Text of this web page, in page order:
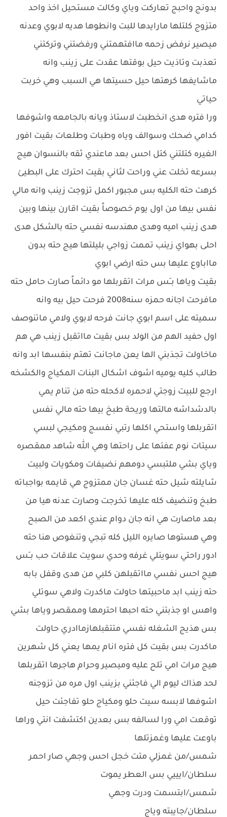
بدونج واحبج تعاركت وياي وكالت مستحيل اخذ واحد
متزوج كلتلها مارايدها للبت وانطوها هديه لابوي وعدنه
ميصير نرفض زحمه ماافتهمتني ورفضتني وتركتني
تعذبت وتاذيت حيل بوقتها عقدت على زينب وانه
ماشايفها كرهتها حيل حسيتها هي السبب وهي خربت
حياتي
ورا فتره هدى انخطبت لاستاذ ويانه بالجامعه واشوفها
كدامي ضحك وسوالف وياه وطبات وطلعات بقيت افور
الغيره كتلتني كتل احس بعد ماعندي ثقه بالنسوان هيج
بسرعه تخلت عني وراحت لثاني بقيت احترك على البطيئ
كرهت حته الكليه بس مجبور اكمل تزوجت زينب وانه مالي
نفس بيها من اول يوم خصوصاً بقيت اقارن بينها وبين
هدى زينب اميه وهدى مهندسه نفسي حته بالشكل هدى
احلى بهواي زينب تممت زواجي بليلتها هيج حته بدون
مااباوع عليها بس حته ارضي ابوي
بقيت وياها بــَس مرات اتقربلها مو دائماً صارت حامل حته
مافرحت اجانه حمزه سنه2008 فرحت حيل بيه وانه
سميته على اسم ابوي جانت فرحه لابوي ولامي ماتنوصف
اول حفيد الهم من الولد بس بقيت مااتقبل زينب هي هم
ماخاولت تجذبني الها يعن ماجانت تهتم بنفسها ابد وانه
طالب كليه يوميه اشوف اشكال البنات المكياج والكشخه
ارجع للبيت زوجتي لاحمره لاكحله حته من تنام يمي
بالدشداشه مالتها وريحة طبخ بيها حته مالي نفس
اتقربلها واستحي اكلها رتبي نفسج ومكيجي لبسي
سيتات نوم عفتها على راحتها وهي الله شاهد ممقصره
وياي بشي ملتبسي دومهم نضيفات ومكويات ولبيت
شايلته شيل حته غسان جان ممتزوج هي قايمه بواجباته
طبخ وتنضيف كله عليها تخرجت وصارت عدنه هيا من
بعد ماصارت هي انه جان دوام عندي اكعد من الصبح
وهي هستوها صايره الليل كله تبجي وتنغوص هنا حته
ادور راحتي سويتلي غرفه وحدي سويت علاقات حب بــَس
هيج احس نفسي مااتقبلهن كلبي من هدى وقفل بابه
حته زينب ابد ماحبيتها حاولت ماكدرت ولاهي سوتلي
واهس او جذبتني حته احبها احترمها وممقصر وياها بشي
بس هذيج الشغله نفسي متتقبلهازماادري حاولت
ماكدرت بس بقيت كل فتره انام يمها يعني كل شهرين
هيج مرات امي تلح عليه وميصير وحرام هاجرها اتقربلها
لحد هذاك ليوم الي فاجئني بزينب اول مره من تزوجنه
اشوفها لابسه سيت حلو ومكياج حلو تفاجئت حيل
توقعت امي ورا لسالفه بس بعدين اكتشفت انتي وراها
باوعت عليها وغمزتلها
شمس/من غمزلي متت خجل احس وجهي صار احمر
سلطان/ايييي بس العطر يموت
شمس/ابتسمت ودرت وجهي
سلطان/جايبته وياج